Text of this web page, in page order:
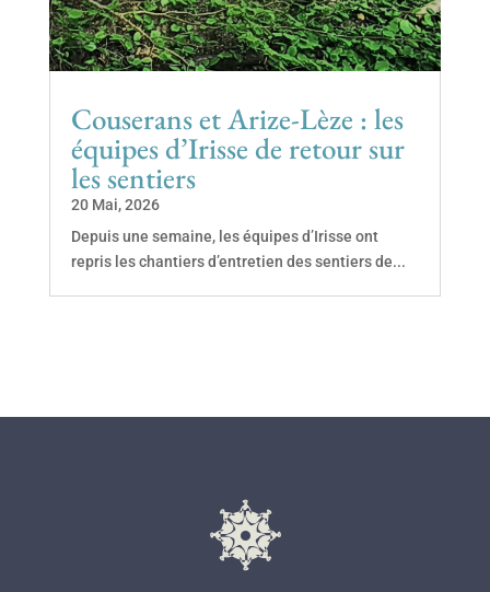
Couserans et Arize-Lèze : les
équipes d’Irisse de retour sur
les sentiers
20 Mai, 2026
Depuis une semaine, les équipes d’Irisse ont
repris les chantiers d’entretien des sentiers de...
l